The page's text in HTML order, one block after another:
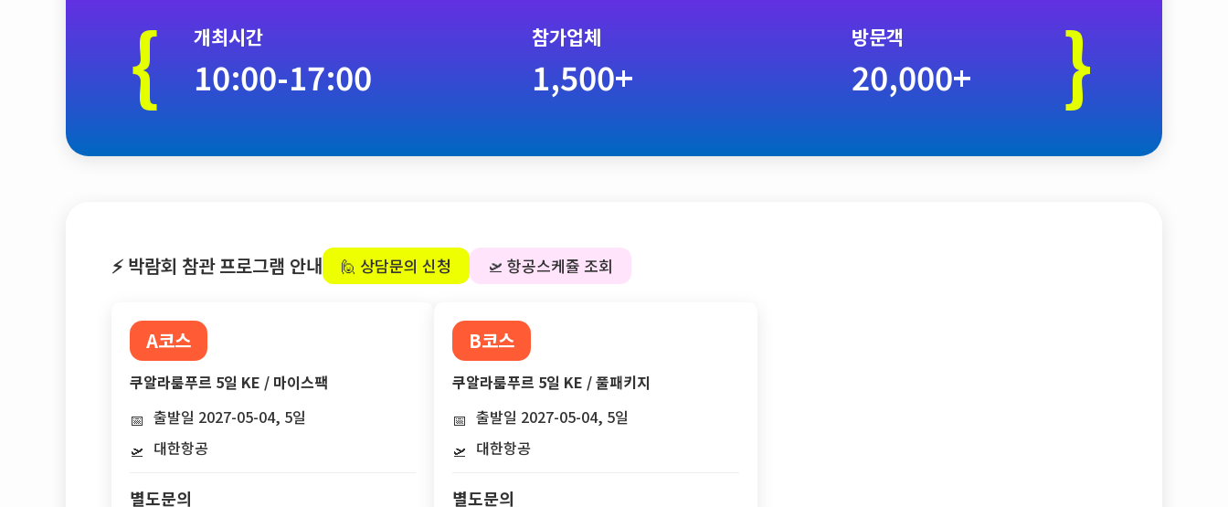
{ 개최시간 참가업체 방문객
10:00-17:00 1,500+ 20,000+ }
⚡ 박람회 참관 프로그램 안내 🙋 상담문의 신청 🛫 항공스케쥴 조회
A코스
쿠알라룸푸르 5일 KE / 마이스팩
📅 출발일 2027-05-04, 5일
🛫 대한항공
별도문의
B코스
쿠알라룸푸르 5일 KE / 풀패키지
📅 출발일 2027-05-04, 5일
🛫 대한항공
별도문의